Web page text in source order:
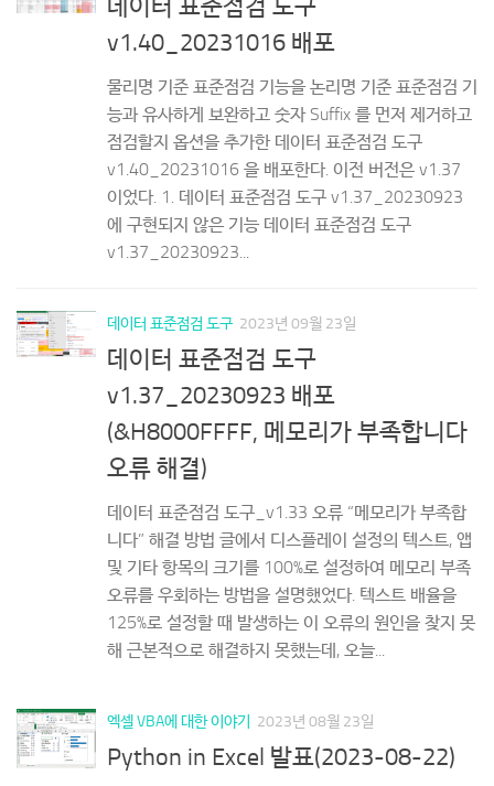
v1.40_20231016 배포
물리명 기준 표준점검 기능을 논리명 기준 표준점검 기
능과 유사하게 보완하고 숫자 Suffix 를 먼저 제거하고
점검할지 옵션을 추가한 데이터 표준점검 도구
v1.40_20231016 을 배포한다. 이전 버전은 v1.37
이었다. 1. 데이터 표준점검 도구 v1.37_20230923
에 구현되지 않은 기능 데이터 표준점검 도구
v1.37_20230923...
데이터 표준점검 도구
v1.37_20230923 배포
(&H8000FFFF, 메모리가 부족합니다
오류 해결)
데이터 표준점검 도구_v1.33 오류 “메모리가 부족합
니다” 해결 방법 글에서 디스플레이 설정의 텍스트, 앱
및 기타 항목의 크기를 100%로 설정하여 메모리 부족
오류를 우회하는 방법을 설명했었다. 텍스트 배율을
125%로 설정할 때 발생하는 이 오류의 원인을 찾지 못
해 근본적으로 해결하지 못했는데, 오늘...
Python in Excel 발표(2023-08-22)
1. Python in Excel 개요 어제(2023-08-22)